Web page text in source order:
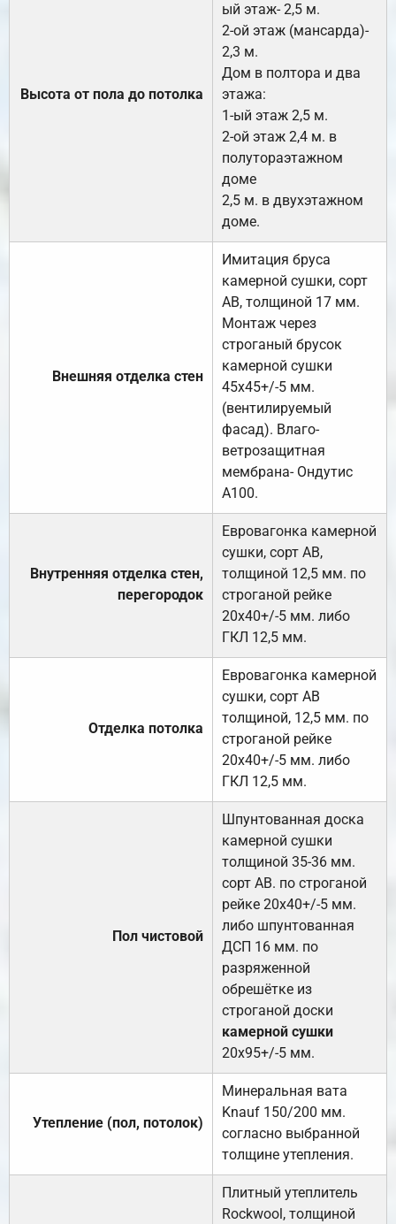
Высота от пола до потолка
ый этаж- 2,5 м.
2-ой этаж (мансарда)-
2,3 м.
Дом в полтора и два
этажа:
1-ый этаж 2,5 м.
2-ой этаж 2,4 м. в
полутораэтажном
доме
2,5 м. в двухэтажном
доме.
Внешняя отделка стен
Имитация бруса
камерной сушки, сорт
АВ, толщиной 17 мм.
Монтаж через
строганый брусок
камерной сушки
45х45+/-5 мм.
(вентилируемый
фасад). Влаго-
ветрозащитная
мембрана- Ондутис
А100.
Внутренняя отделка стен,
перегородок
Евровагонка камерной
сушки, сорт АВ,
толщиной 12,5 мм. по
строганой рейке
20х40+/-5 мм. либо
ГКЛ 12,5 мм.
Отделка потолка
Евровагонка камерной
сушки, сорт АВ
толщиной, 12,5 мм. по
строганой рейке
20х40+/-5 мм. либо
ГКЛ 12,5 мм.
Пол чистовой
Шпунтованная доска
камерной сушки
толщиной 35-36 мм.
сорт АВ. по строганой
рейке 20х40+/-5 мм.
либо шпунтованная
ДСП 16 мм. по
разряженной
обрешётке из
строганой доски
камерной сушки
20х95+/-5 мм.
Утепление (пол, потолок)
Минеральная вата
Knauf 150/200 мм.
согласно выбранной
толщине утепления.
Плитный утеплитель
Rockwool, толщиной